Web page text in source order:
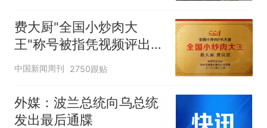
人生
费大厨"全国小炒肉大
王"称号被指凭视频评出
官方回应
中国新闻周刊 2750跟贴
外媒：波兰总统向乌总统
发出最后通牒